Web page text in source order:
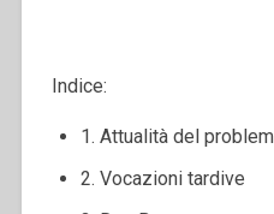
Indice:
1. Attualità del
2. Vocazioni tardive